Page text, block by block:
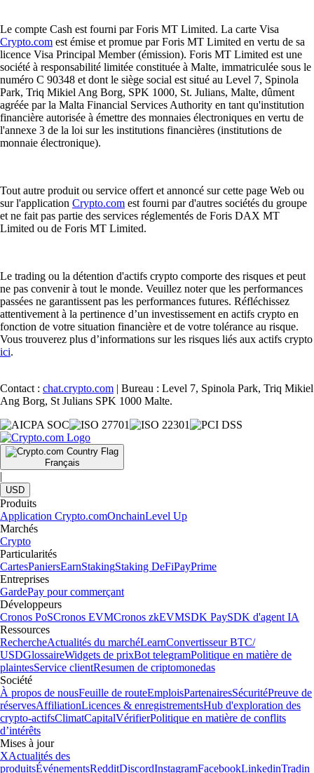
Le compte Cash est fourni par Foris MT Limited. La carte Visa
Crypto.com est émise et promue par Foris MT Limited en vertu de sa
licence Visa Principal Member (émission). Foris MT Limited est une
société à responsabilité limitée constituée à Malte, immatriculée sous le
numéro C 90348 et dont le siège social est situé au Level 7, Spinola
Park, Triq Mikiel Ang Borg, SPK 1000, St. Julians, Malte, dûment
agréée par la Malta Financial Services Authority en tant qu'institution
financière autorisée à émettre des monnaies électroniques en vertu de
l'annexe 3 de la loi sur les institutions financières (institutions de
monnaie électronique).
Tout autre produit ou service offert et annoncé sur cette page Web ou
sur l'application Crypto.com est fourni par d'autres sociétés du groupe
et ne fait pas partie des services réglementés de Foris DAX MT
Limited ou de Foris MT Limited.
Le trading ou la détention d'actifs crypto comporte des risques et peut
ne pas convenir à tout le monde. Veuillez noter que les performances
passées ne garantissent pas les performances futures. Réfléchissez
attentivement à la pertinence d’un investissement en actifs crypto en
fonction de votre situation financière et de votre tolérance au risque.
Vous trouverez plus d’informations sur les risques liés aux actifs crypto
ici.
Contact : chat.crypto.com | Bureau : Level 7, Spinola Park, Triq Mikiel
Ang Borg, St Julians SPK 1000 Malte.
Français
|
USD
Produits
Application Crypto.comOnchainLevel Up
Marchés
Crypto
Particularités
CartesPaniersEarnStakingStaking DeFiPayPrime
Entreprises
GardePay pour commerçant
Développeurs
Cronos PoSCronos EVMCronos zkEVMSDK PaySDK d'agent IA
Ressources
RechercheActualités du marchéLearnConvertisseur BTC/
USDGlossaireWidgets de prixBot telegramPolitique en matière de
plaintesService clientResumen de criptomonedas
Société
À propos de nousFeuille de routeEmploisPartenairesSécuritéPreuve de
réservesAffiliationLicences & enregistrementsHub d'exploration des
crypto-actifsClimatCapitalVérifierPolitique en matière de conflits
d’intérêts
Mises à jour
XActualités des
produitsÉvénementsRedditDiscordInstagramFacebookLinkedinTradin